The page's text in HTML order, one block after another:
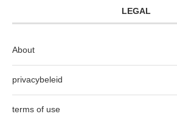
LEGAL
About
privacybeleid
terms of use